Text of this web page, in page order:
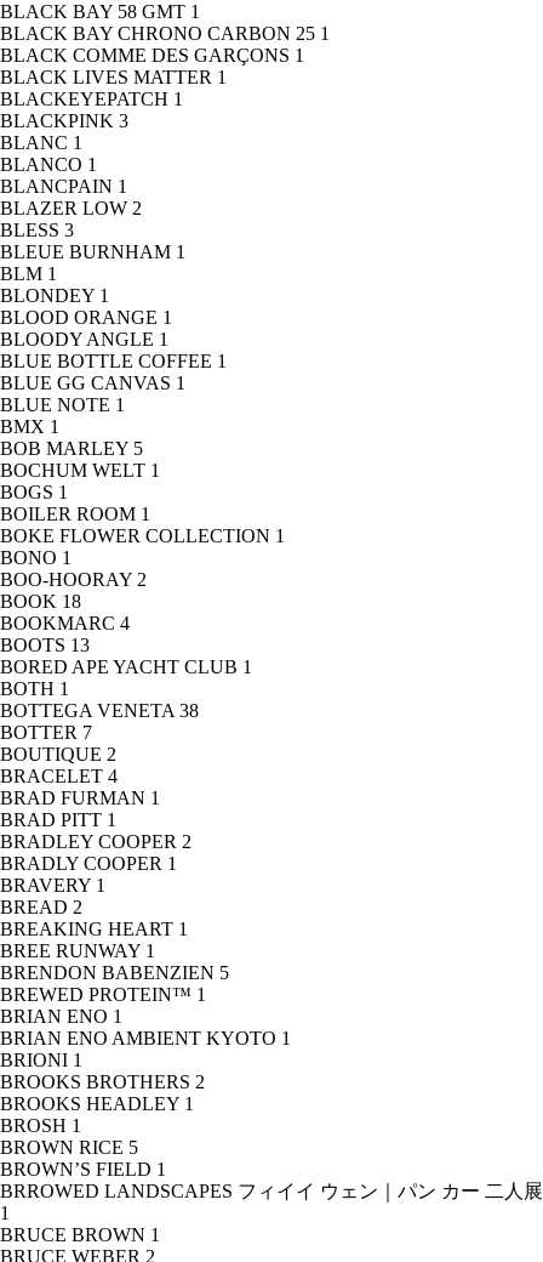
BLACK BAY 58 GMT 1
BLACK BAY CHRONO CARBON 25 1
BLACK COMME DES GARÇONS 1
BLACK LIVES MATTER 1
BLACKEYEPATCH 1
BLACKPINK 3
BLANC 1
BLANCO 1
BLANCPAIN 1
BLAZER LOW 2
BLESS 3
BLEUE BURNHAM 1
BLM 1
BLONDEY 1
BLOOD ORANGE 1
BLOODY ANGLE 1
BLUE BOTTLE COFFEE 1
BLUE GG CANVAS 1
BLUE NOTE 1
BMX 1
BOB MARLEY 5
BOCHUM WELT 1
BOGS 1
BOILER ROOM 1
BOKE FLOWER COLLECTION 1
BONO 1
BOO-HOORAY 2
BOOK 18
BOOKMARC 4
BOOTS 13
BORED APE YACHT CLUB 1
BOTH 1
BOTTEGA VENETA 38
BOTTER 7
BOUTIQUE 2
BRACELET 4
BRAD FURMAN 1
BRAD PITT 1
BRADLEY COOPER 2
BRADLY COOPER 1
BRAVERY 1
BREAD 2
BREAKING HEART 1
BREE RUNWAY 1
BRENDON BABENZIEN 5
BREWED PROTEIN™ 1
BRIAN ENO 1
BRIAN ENO AMBIENT KYOTO 1
BRIONI 1
BROOKS BROTHERS 2
BROOKS HEADLEY 1
BROSH 1
BROWN RICE 5
BROWN’S FIELD 1
BRROWED LANDSCAPES フィイイ ウェン｜パン カー 二人展
1
BRUCE BROWN 1
BRUCE WEBER 2